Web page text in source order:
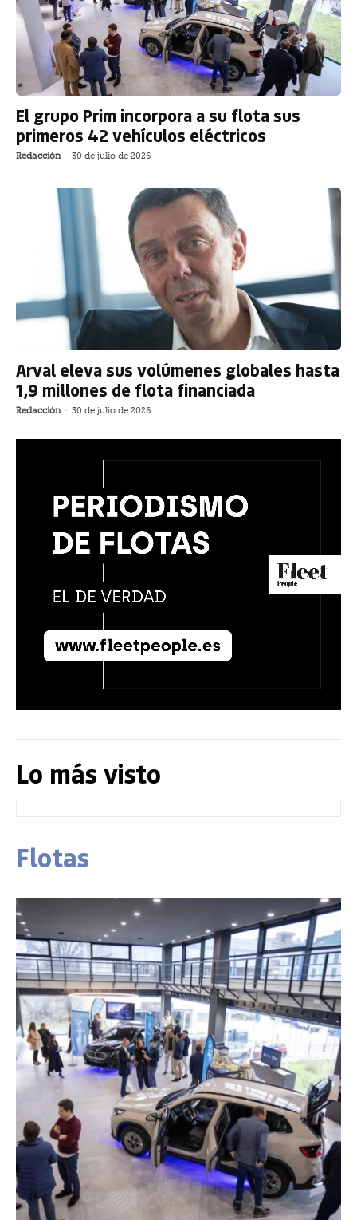
El grupo Prim incorpora a su flota sus
primeros 42 vehículos eléctricos
Redacción - 30 de julio de 2026
Arval eleva sus volúmenes globales hasta
1,9 millones de flota financiada
Redacción - 30 de julio de 2026
Lo más visto
Flotas